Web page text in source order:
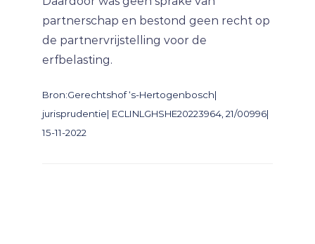
partnerschap en bestond geen recht op
de partnervrijstelling voor de
erfbelasting.
Bron:Gerechtshof ‘s-Hertogenbosch|
jurisprudentie| ECLINLGHSHE20223964, 21/00996|
15-11-2022